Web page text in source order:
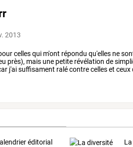
2013
cellesqui m'ont répondu qu'elles ne
près), mais une petite révélation de
j'aisuffisament ralécontrecelleset ceux
éditorial